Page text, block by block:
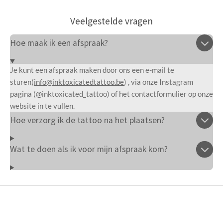
Veelgestelde vragen
Hoe maak ik een afspraak?
Je kunt een afspraak maken door ons een e-mail te
sturen(info@inktoxicatedtattoo.be) , via onze Instagram
pagina (@inktoxicated_tattoo) of het contactformulier op onze
website in te vullen.
Hoe verzorg ik de tattoo na het plaatsen?
Wat te doen als ik voor mijn afspraak kom?